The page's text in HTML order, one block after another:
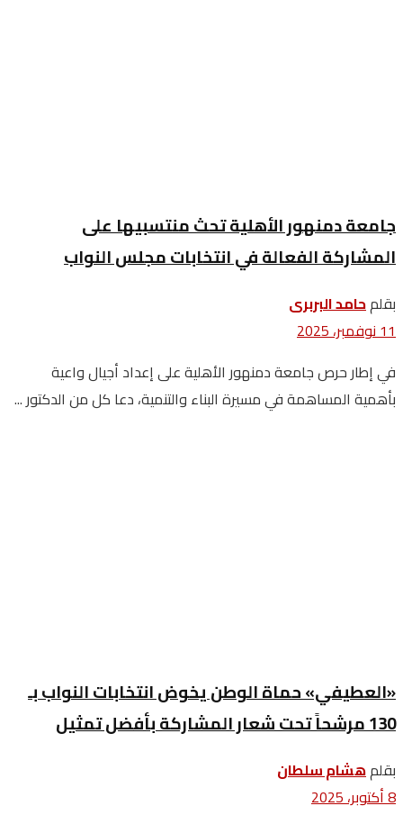
جامعة دمنهور الأهلية تحث منتسبيها على
المشاركة الفعالة في انتخابات مجلس النواب
بقلمحامد البربرى
11 نوفمبر، 2025
في إطار حرص جامعة دمنهور الأهلية على إعداد أجيال واعية
بأهمية المساهمة في مسيرة البناء والتنمية، دعا كل من الدكتور ...
«العطيفي» حماة الوطن يخوض انتخابات النواب بـ
130 مرشحاً تحت شعار المشاركة بأفضل تمثيل
بقلمهشام سلطان
8 أكتوبر، 2025